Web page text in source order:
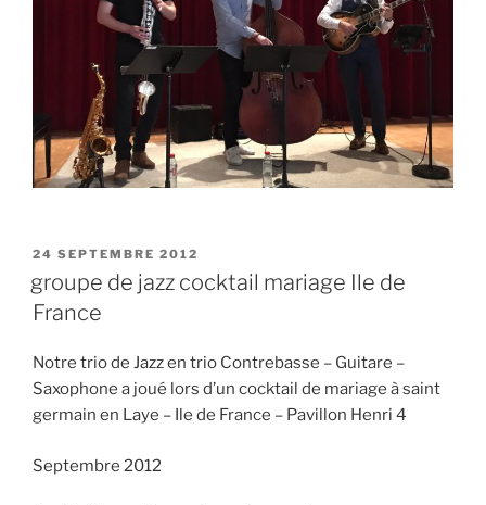
PUBLIÉ
24 SEPTEMBRE 2012
groupe de jazz cocktail mariage Ile de
France
Notre trio de Jazz en trio Contrebasse – Guitare –
Saxophone a joué lors d’un cocktail de mariage à saint
germain en Laye – Ile de France – Pavillon Henri 4
Septembre 2012